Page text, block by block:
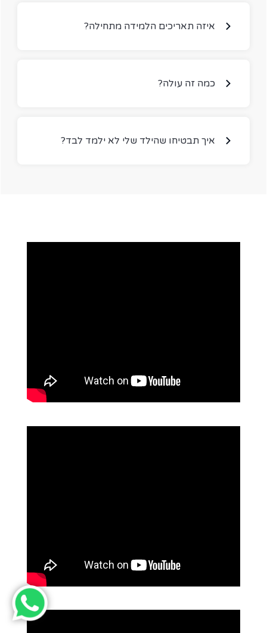
?איזה תאריכים הלמידה מתחילה
?כמה זה עולה
?איך תבטיחו שהילד שלי לא ילמד לבד